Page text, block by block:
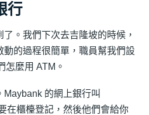
行
。我們下次去吉隆坡的時候，
的過程很簡單，職員幫我們設
怎麼用 ATM。
的網上銀行叫
在櫃檯登記，然後他們會給你